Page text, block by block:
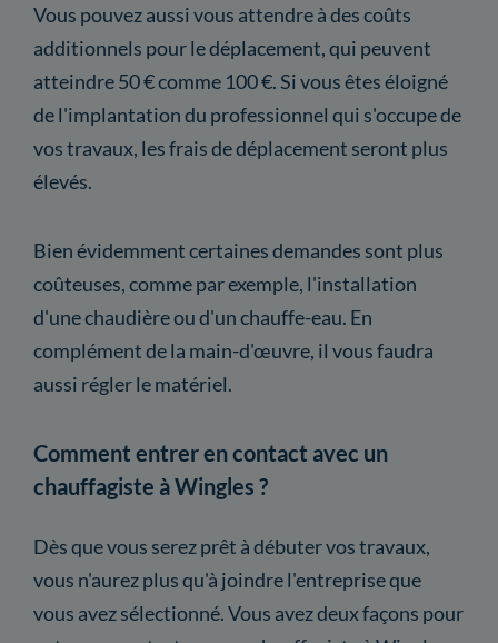
Vous pouvez aussi vous attendre à des coûts
additionnels pour le déplacement, qui peuvent
atteindre 50 € comme 100 €. Si vous êtes éloigné
de l'implantation du professionnel qui s'occupe de
vos travaux, les frais de déplacement seront plus
élevés.
Bien évidemment certaines demandes sont plus
coûteuses, comme par exemple, l'installation
d'une chaudière ou d'un chauffe-eau. En
complément de la main-d'œuvre, il vous faudra
aussi régler le matériel.
Comment entrer en contact avec un
chauffagiste à Wingles ?
Dès que vous serez prêt à débuter vos travaux,
vous n'aurez plus qu'à joindre l'entreprise que
vous avez sélectionné. Vous avez deux façons pour